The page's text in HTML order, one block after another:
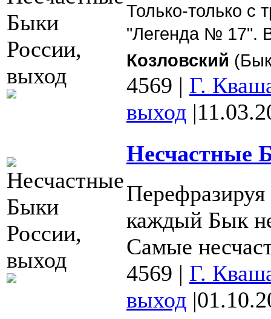
Только-только
"Легенда № 17".
Козловский
4569 | Г.
выход |
Несчастные
Перефразируя
каждый Бык
Самые
4569 | Г.
выход |